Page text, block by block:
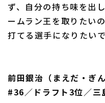
特定商取引法の表示
ず、自分の持ち味を出
ームラン王を取りたい
打てる選手になりたいで
前田銀治（まえだ・ぎ
#36／ドラフト3位／三